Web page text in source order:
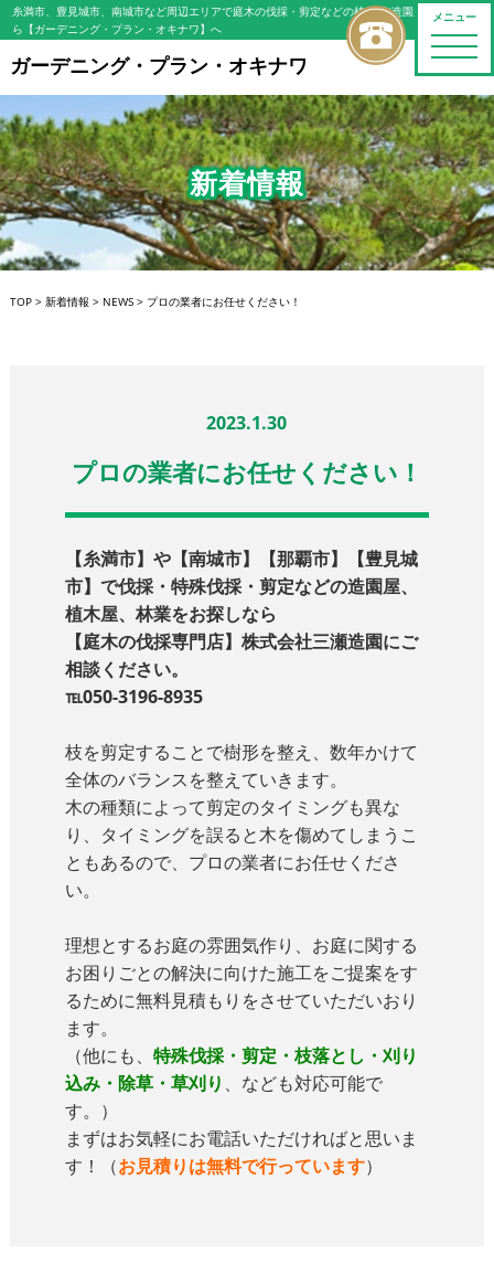
メニュー
toggle
糸満市、豊見城市、南城市など周辺エリアで庭木の伐採・剪定などの植木屋/造園屋をお探しな
ら【ガーデニング・プラン・オキナワ】へ
ガーデニング・プラン・オキナワ
新着情報
TOP> 新着情報 > NEWS> プロの業者にお任せください！
2023.1.30
プロの業者にお任せください！
【糸満市】や【南城市】【那覇市】【豊見城
市】で伐採・特殊伐採・剪定などの造園屋、
植木屋、林業をお探しなら
【庭木の伐採専門店】株式会社三瀬造園にご
相談ください。
℡050-3196-8935
枝を剪定することで樹形を整え、数年かけて
全体のバランスを整えていきます。
木の種類によって剪定のタイミングも異な
り、タイミングを誤ると木を傷めてしまうこ
ともあるので、プロの業者にお任せくださ
い。
理想とするお庭の雰囲気作り、お庭に関する
お困りごとの解決に向けた施工をご提案をす
るために無料見積もりをさせていただいおり
ます。
（他にも、 特殊伐採・剪定・枝落とし・刈り
込み・除草・草刈り 、なども対応可能で
す。）
まずはお気軽にお電話いただければと思いま
す！（お見積りは無料で行っています）